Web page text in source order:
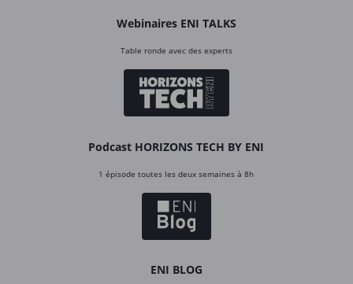
Webinaires ENI TALKS
Table ronde avec des experts
Podcast HORIZONS TECH BY ENI
1 épisode toutes les deux semaines à 8h
ENI BLOG